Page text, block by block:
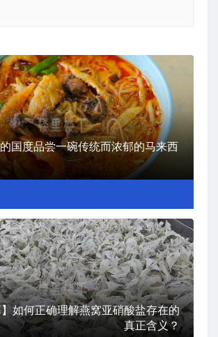
国度品尝一碗传统而浓郁的马来西
如何正确理解燕窝亚硝酸盐存在的
真正含义？